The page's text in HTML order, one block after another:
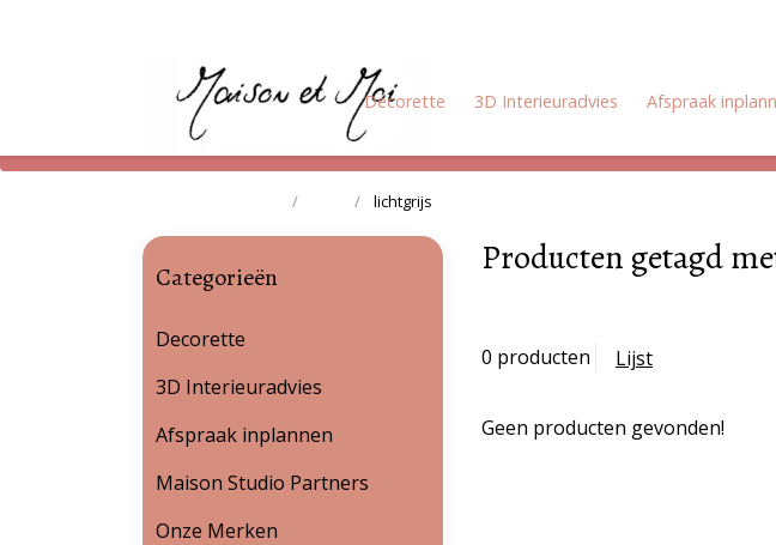
Decorette 3D Interieuradvies Afspraak
lichtgrijs
Producten getagd
0 producten Lijst
Geen producten gevonden!
Categorieën
Decorette
3D Interieuradvies
Afspraak inplannen
Maison Studio Partners
Onze Merken